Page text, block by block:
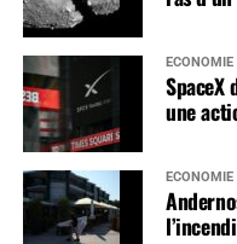
ÉCONOMIE
SpaceX
une
ÉCONOMIE